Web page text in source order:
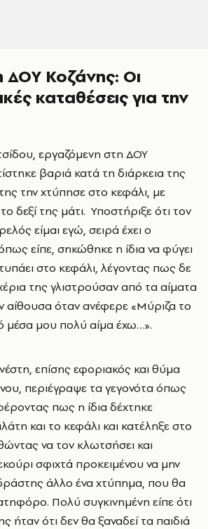
ΔΟΥ Κοζάνης: Οι
καταθέσεις για την
εργαζόμενη στη ΔΟΥ
βαριά κατά τη διάρκεια της
την χτύπησε στο κεφάλι, με
δεξί της μάτι. Υποστήριξε ότι τον
είμαι εγώ, σειρά έχει ο
είπε, σηκώθηκε η ίδια να φύγει
στο κεφάλι, λέγοντας πως δε
της γλιστρούσαν από τα αίματα
αίθουσα όταν ανέφερε «Μύριζα το
μέσα μου πολύ αίμα έχω…».
επίσης εφοριακός και θύμα
περιέγραψε τα γεγονότα όπως
πως η ίδια δέχτηκε
και το κεφάλι και κατέληξε στο
να τον κλωτσήσει και
σφιχτά προκειμένου να μην
άλλο ένα χτύπημα, που θα
Πολύ συγκινημένη είπε ότι
ότι δεν θα ξαναδεί τα παιδιά